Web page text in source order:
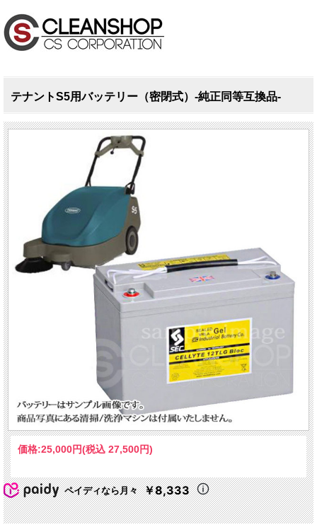
テナントS5用バッテリー（密閉式）-純正同等互換品-
価格:25,000円(税込 27,500円)
ペイディなら月々 ￥8,333